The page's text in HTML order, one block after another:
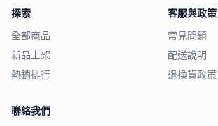
探索
全部商品
新品上架
熱銷排行
客服與政策
常見問題
配送說明
退換貨政策
聯絡我們